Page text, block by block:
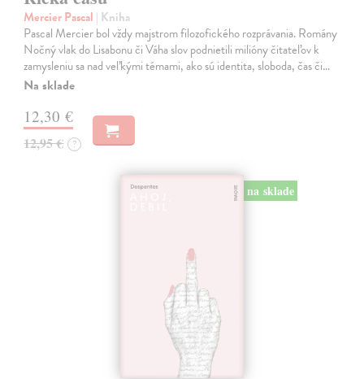
Mercier Pascal | Kniha
Pascal Mercier bol vždy majstrom filozofického rozprávania. Romány
Nočný vlak do Lisabonu či Váha slov podnietili milióny čitateľov k
zamysleniu sa nad veľkými témami, ako sú identita, sloboda, čas či…
Na sklade
12,30 €
12,95 € ?
na sklade